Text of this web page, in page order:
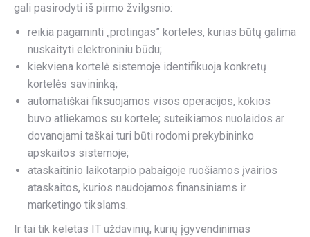
gali pasirodyti iš pirmo žvilgsnio:
reikia pagaminti „protingas” korteles, kurias būtų galima
nuskaityti elektroniniu būdu;
kiekviena kortelė sistemoje identifikuoja konkretų
kortelės savininką;
automatiškai fiksuojamos visos operacijos, kokios
buvo atliekamos su kortele; suteikiamos nuolaidos ar
dovanojami taškai turi būti rodomi prekybininko
apskaitos sistemoje;
ataskaitinio laikotarpio pabaigoje ruošiamos įvairios
ataskaitos, kurios naudojamos finansiniams ir
marketingo tikslams.
Ir tai tik keletas IT uždavinių, kurių įgyvendinimas